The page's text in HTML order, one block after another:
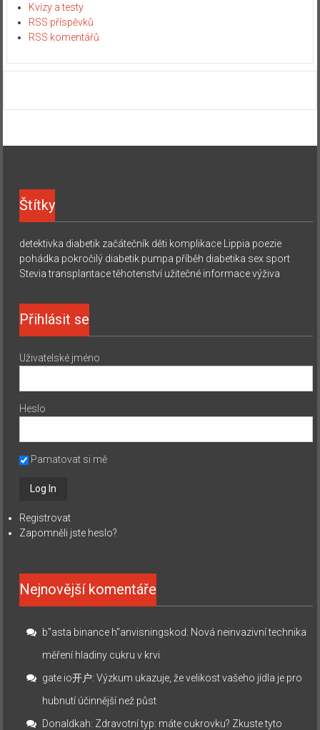
Kvízy a testy
RSS příspěvků
RSS komentářů
Štítky
detektivka diabetik začátečník děti komplikace Lippia poezie
pohádka pokročilý diabetik pumpa příběh diabetika sex sport
Stevia transplantace těhotenství užitečné informace výživa
Přihlásit se
Uživatelské jméno
Heslo
Pamatovat si mě
Registrovat
Zapomněli jste heslo?
Nejnovější komentáře
b"asta binance h"anvisningskod: Nová neinvazivní technika
měření hladiny cukru v krvi
gate io开户:Výzkum ukazuje, že velikost vašeho jídla je pro
hubnutí účinnější než půst
Donaldkah: Zdravotní typ: máte cukrovku? Zkuste tyto